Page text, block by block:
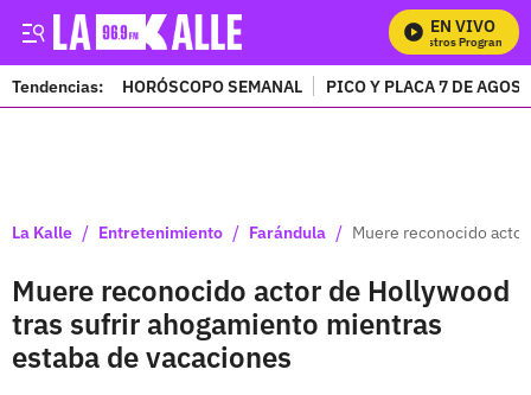
EN VIVO
Tendencias: HORÓSCOPO SEMANAL PICO Y PLACA 7 DE
La Kalle / Entretenimiento / Farándula / Muere reconocido
Muere reconocido actor de Hollywood
tras sufrir ahogamiento mientras
estaba de vacaciones